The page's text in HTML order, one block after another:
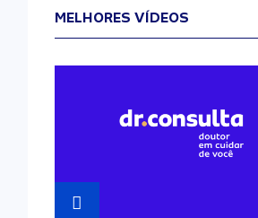
MELHORES VÍDEOS